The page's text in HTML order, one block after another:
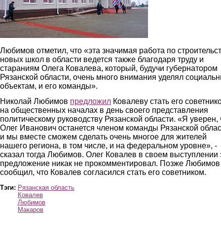
Любимов отметил, что «эта значимая работа по
новых школ в области ведется также благодаря труду и
стараниям Олега Ковалева, который, будучи губернатором
Рязанской области, очень много внимания уделял
объектам, и его команды».
Николай Любимов предложил Ковалеву стать его
на общественных началах в день своего представления
политическому руководству Рязанской области. «Я уверен,
Олег Иванович останется членом команды Рязанской
и мы вместе сможем сделать очень многое для жителей
нашего региона, в том числе, и на федеральном уровне», -
сказал тогда Любимов. Олег Ковалев в своем выступлении
предложение никак не прокомментировал. Позже Любимов
сообщил, что Ковалев согласился стать его советником.
Тэги: Рязанская область
Ковалев
Любимов
Макаров